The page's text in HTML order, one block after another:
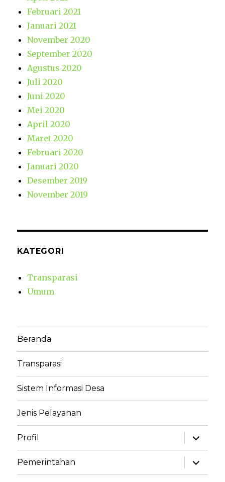
Februari 2021
Januari 2021
November 2020
September 2020
Agustus 2020
Juli 2020
Juni 2020
Mei 2020
April 2020
Maret 2020
Februari 2020
Januari 2020
Desember 2019
November 2019
KATEGORI
Transparasi
Umum
Beranda
Transparasi
Sistem Informasi Desa
Jenis Pelayanan
Profil
Pemerintahan